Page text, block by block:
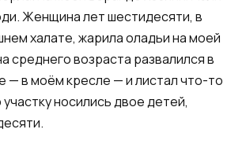
Женщина лет шестидесяти, в
халате, жарила оладьи на моей
среднего возраста развалился в
— в моём кресле — и листал что-то
носились двое детей,